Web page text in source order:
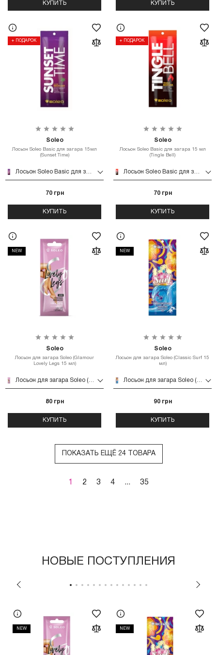
КУПИТЬ КУПИТЬ
+ ПОДАРОК
Soleo
Лосьон Soleo Basic для загара 15мл
(Sunset Time)
Лосьон Soleo Basic для загара 15мл (Sunset Time)
70 грн
КУПИТЬ
+ ПОДАРОК
Soleo
Лосьон Soleo Basic для загара 15 мл
(Tingle Bell)
Лосьон Soleo Basic для загара 15 мл (Tingle Bell)
70 грн
КУПИТЬ
NEW
Soleo
Лосьон для загара Soleo (Glamour
Lovely Legs 15 мл)
Лосьон для загара Soleo (Glamour Lovely Legs 15 мл)
80 грн
КУПИТЬ
NEW
Soleo
Лосьон для загара Soleo (Classic Surf 15
мл)
Лосьон для загара Soleo (Classic Surf 15 мл)
90 грн
КУПИТЬ
ПОКАЗАТЬ ЕЩЁ 24 ТОВАРА
1 2 3 4 ... 35
НОВЫЕ ПОСТУПЛЕНИЯ
NEW NEW